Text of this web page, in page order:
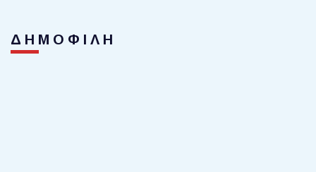
ΔΗΜΟΦΙΛΗ